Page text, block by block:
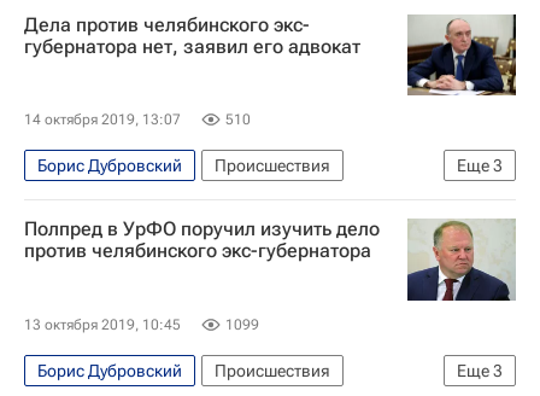
Дела против челябинского экс-
губернатора нет, заявил его адвокат
14 октября 2019, 13:07 510
Еще3
Борис Дубровский
Происшествия
Челябинская область
Генеральная прокуратура РФ
Игорь Трунов
Полпред в УрФО поручил изучить дело
против челябинского экс-губернатора
13 октября 2019, 10:45 1099
Еще3
Борис Дубровский
Происшествия